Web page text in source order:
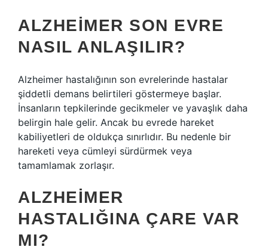
ALZHEIMER SON EVRE
NASIL ANLAŞILIR?
Alzheimer hastalığının son evrelerinde hastalar
şiddetli demans belirtileri göstermeye başlar.
İnsanların tepkilerinde gecikmeler ve yavaşlık daha
belirgin hale gelir. Ancak bu evrede hareket
kabiliyetleri de oldukça sınırlıdır. Bu nedenle bir
hareketi veya cümleyi sürdürmek veya
tamamlamak zorlaşır.
ALZHEIMER
HASTALIĞINA ÇARE VAR
MI?